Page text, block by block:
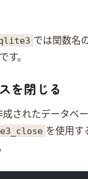
では関数名
す。
を閉じる
成されたデータベ
を使用す